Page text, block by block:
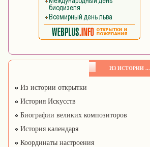
ИЗ ИСТОРИИ ...
Из истории открытки
История Искусств
Биографии великих композиторов
История календаря
Координаты настроения